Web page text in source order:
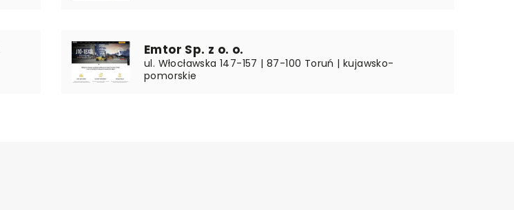
Emtor Sp. z o. o.
ul. Włocławska 147-157 | 87-100 Toruń | kujawsko-
pomorskie